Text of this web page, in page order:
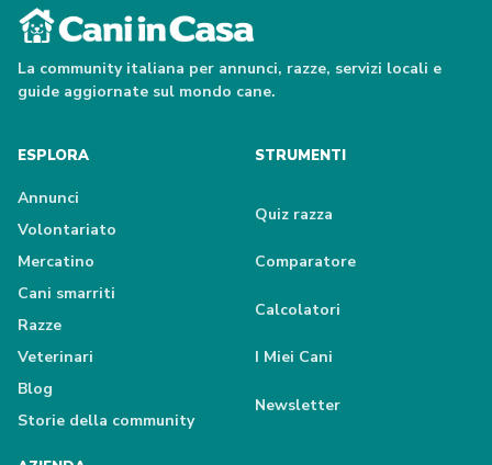
La community italiana per annunci, razze, servizi locali e
guide aggiornate sul mondo cane.
ESPLORA
Annunci
Volontariato
Mercatino
Cani smarriti
Razze
Veterinari
Blog
Storie della community
STRUMENTI
Quiz razza
Comparatore
Calcolatori
I Miei Cani
Newsletter